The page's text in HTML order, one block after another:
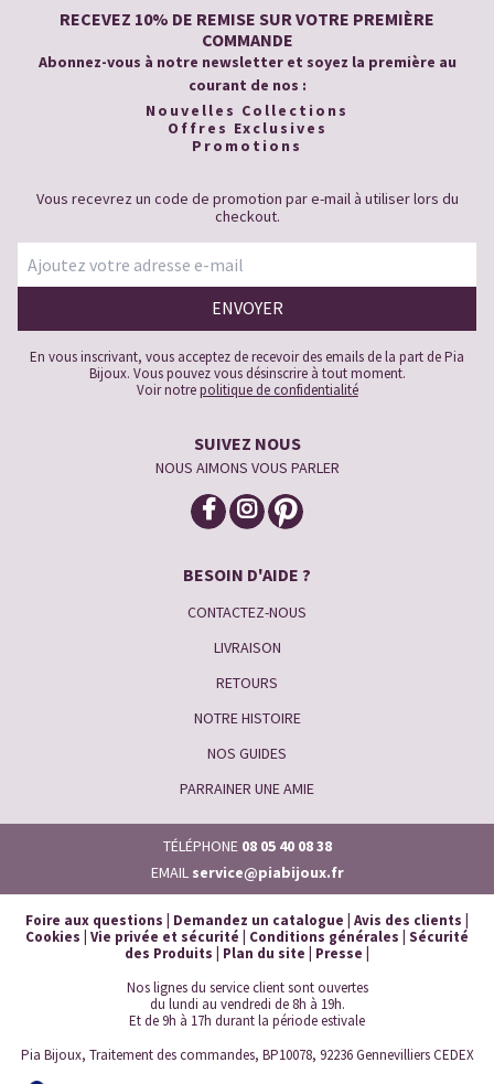
RECEVEZ 10% DE REMISE SUR VOTRE PREMIÈRE
COMMANDE
Abonnez-vous à notre newsletter et soyez la première au
courant de nos :
Nouvelles Collections
Offres Exclusives
Promotions
Vous recevrez un code de promotion par e-mail à utiliser lors du
checkout.
En vous inscrivant, vous acceptez de recevoir des emails de la part de Pia
Bijoux. Vous pouvez vous désinscrire à tout moment.
Voir notrepolitique de confidentialité
SUIVEZ NOUS
NOUS AIMONS VOUS PARLER
BESOIN D'AIDE ?
CONTACTEZ-NOUS
LIVRAISON
RETOURS
NOTRE HISTOIRE
NOS GUIDES
PARRAINER UNE AMIE
TÉLÉPHONE 08 05 40 08 38
EMAIL service@piabijoux.fr
Foire aux questions Demandez un catalogue Avis des clients
Cookies Vie privée et sécurité Conditions générales Sécurité
des Produits
Plan du site Presse
Nos lignes du service client sont ouvertes
du lundi au vendredi de 8h à 19h.
Et de 9h à 17h durant la période estivale
Pia Bijoux, Traitement des commandes, BP10078, 92236 Gennevilliers CEDEX